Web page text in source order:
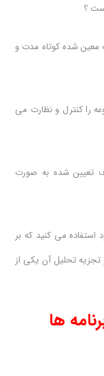
؟
معين شده کوتاه مدت و
را كنترل و نظارت می
تعيين شده به صورت
استفاده می کنید که بر
تجزیه تحلیل آن یکی از
ها